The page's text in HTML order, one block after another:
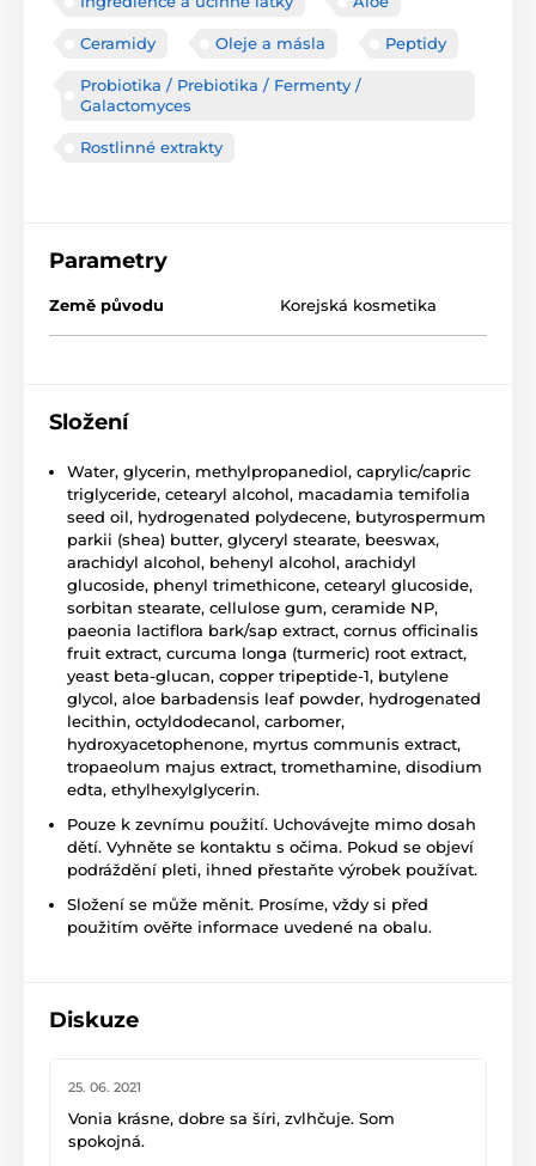
Ceramidy Oleje a másla Peptidy
Probiotika / Prebiotika / Fermenty /
Galactomyces
Rostlinné extrakty
Parametry
Země původu Korejská kosmetika
Složení
Water, glycerin, methylpropanediol, caprylic/capric
triglyceride, cetearyl alcohol, macadamia temifolia
seed oil, hydrogenated polydecene, butyrospermum
parkii (shea) butter, glyceryl stearate, beeswax,
arachidyl alcohol, behenyl alcohol, arachidyl
glucoside, phenyl trimethicone, cetearyl glucoside,
sorbitan stearate, cellulose gum, ceramide NP,
paeonia lactiflora bark/sap extract, cornus officinalis
fruit extract, curcuma longa (turmeric) root extract,
yeast beta-glucan, copper tripeptide-1, butylene
glycol, aloe barbadensis leaf powder, hydrogenated
lecithin, octyldodecanol, carbomer,
hydroxyacetophenone, myrtus communis extract,
tropaeolum majus extract, tromethamine, disodium
edta, ethylhexylglycerin.
Pouze k zevnímu použití. Uchovávejte mimo dosah
dětí. Vyhněte se kontaktu s očima. Pokud se objeví
podráždění pleti, ihned přestaňte výrobek používat.
Složení se může měnit. Prosíme, vždy si před
použitím ověřte informace uvedené na obalu.
Diskuze
25. 06. 2021
Vonia krásne, dobre sa šíri, zvlhčuje. Som
spokojná.